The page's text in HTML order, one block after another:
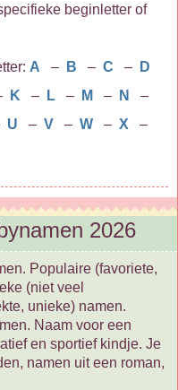
beginletter of
A – B – C –
D
K – L – M – N
–
U – V – W – X
–
2026
Populaire (favoriete,
(niet veel
unieke) namen.
Naam voor een
en sportief kindje. Je
namen uit een roman,